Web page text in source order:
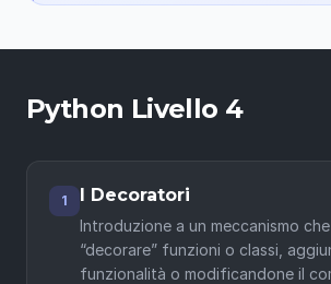
Python Livello 4
1 I Decoratori
Introduzione a un meccanismo
“decorare” funzioni o classi,
funzionalità o modificandone il